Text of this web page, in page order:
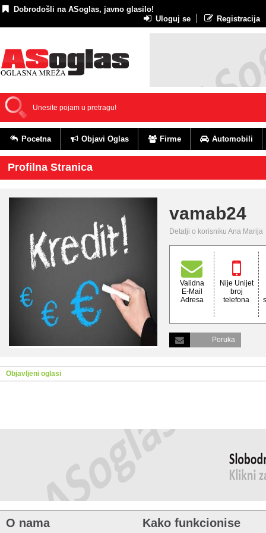
Dobrodošli na ASoglas, javno glasilo!
Uloguj se
Registracija
Pocetna Objavi Oglas Firme Automobili
Profilna Stranica
vamab24
Detalji o korisniku Ana Marija
Validna
E-Mail
Adresa
Nije Unijet
broj
telefona
Poruka
Objavljeni oglasi
O nama
Kako funkcionise